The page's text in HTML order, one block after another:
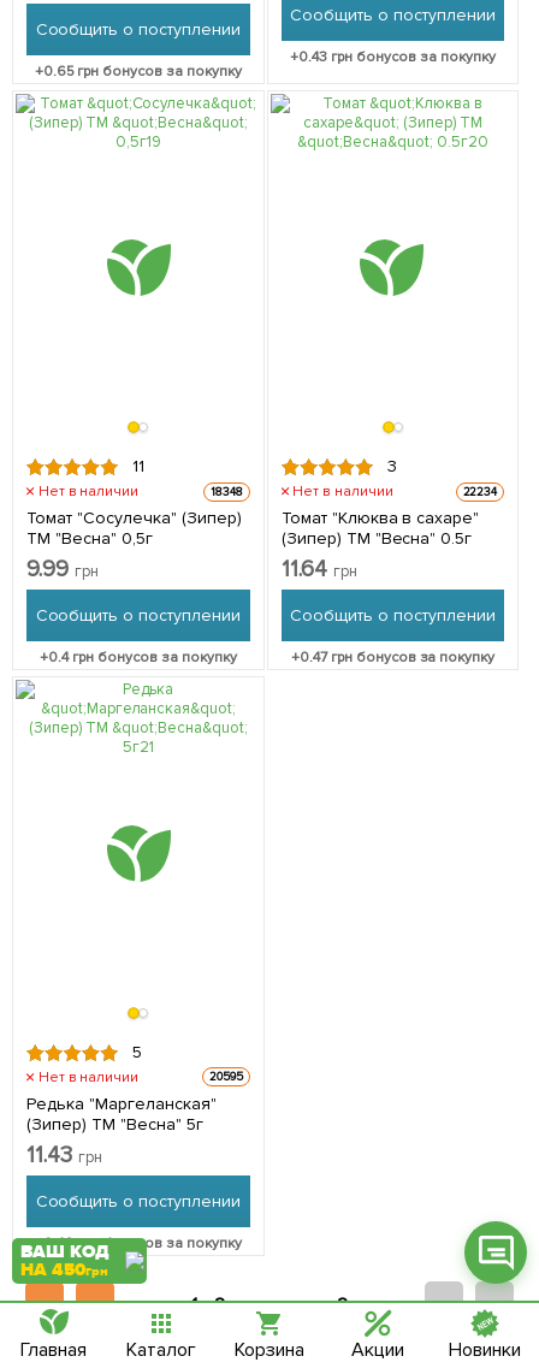
Сообщить о поступлении
+0.65грн бонусов за покупку
Сообщить о поступлении
+0.43 грн бонусов за покупку
11
Нет в наличии 18348
Томат "Сосулечка" (Зипер)
ТМ "Весна" 0,5г
9.99 грн
Сообщить о поступлении
+0.4грн бонусов за покупку
3
Нет в наличии 22234
Томат "Клюква в сахаре"
(Зипер) ТМ "Весна" 0.5г
11.64 грн
Сообщить о поступлении
+0.47грн бонусов за покупку
5
Нет в наличии 20595
Редька "Маргеланская"
(Зипер) ТМ "Весна" 5г
11.43 грн
Сообщить о поступлении
+0.46грн бонусов за покупку
1 -2 страница из 2
ВАШ КОД
НА 450грн
Главная Каталог Корзина Акции Новинки